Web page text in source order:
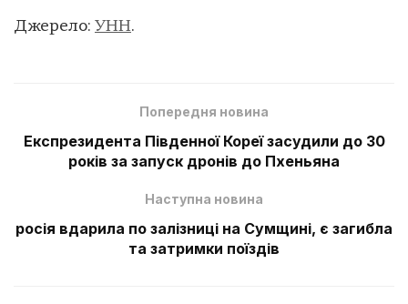
Джерело: УНН.
Попередня новина
Експрезидента Південної Кореї засудили до 30
років за запуск дронів до Пхеньяна
Наступна новина
росія вдарила по залізниці на Сумщині, є загибла
та затримки поїздів